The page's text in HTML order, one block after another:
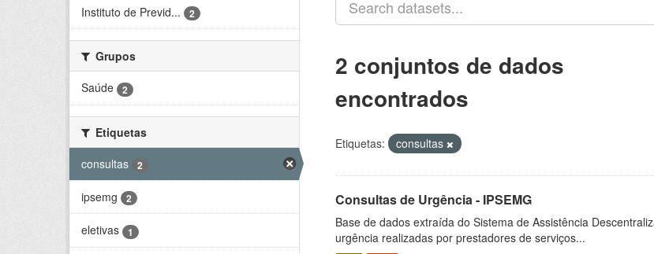
Instituto de Previd...
2
Grupos
Saúde
2
Etiquetas
consultas
2
ipsemg 2
eletivas 1
2 conjuntos de dados
encontrados
Etiquetas: consultas
Consultas de Urgência - IPSEMG
Base de dados extraída do Sistema de Assistência
urgência realizadas por prestadores de serviços...